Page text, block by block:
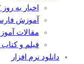
اخبار به روز IT
آموزش
مقالات
فیلم و کتاب
دانلود نرم افزار